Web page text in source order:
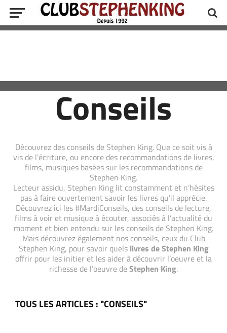
Conseils
Découvrez des conseils de Stephen King. Que ce soit vis à
vis de l’écriture, ou encore des recommandations de livres,
films, musiques basées sur les recommandations de
Stephen King.
Lecteur assidu, Stephen King lit constamment et n’hésites
pas à faire ouvertement savoir les livres qu’il apprécie.
Découvrez ici les #MardiConseils, des conseils de lecture,
films à voir et musique à écouter, associés à l’actualité du
moment et bien entendu sur les conseils de Stephen King.
Mais découvrez également nos conseils, ceux du Club
Stephen King, pour savoir quels livres de Stephen King
offrir pour les initier et les aider à découvrir l’oeuvre et la
richesse de l’oeuvre deStephen King.
TOUS LES ARTICLES : "CONSEILS"